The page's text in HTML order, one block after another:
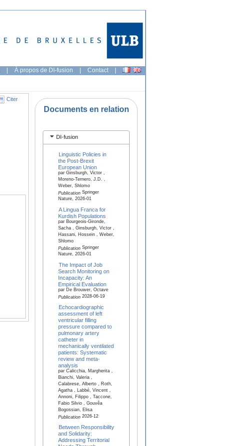
| À propos de DI-fusion | Contact |
Citer
Documents en relation
DI-fusion
Linguistic Policies in
the Post-Brexit
European Union
par Ginsburgh, Victor ,
Moreno-Ternero, J.D. ,
Weber, Shlomo
PublicationSpringer
Nature, 2026-01
A Lingua Franca for
Kurdish Populations
par Bourgeois-Gironde,
Sacha , Ginsburgh, Victor ,
Hassani, Hossein , Weber,
Shlomo
PublicationSpringer
Nature, 2026-01
The Impact of Job
Search Monitoring on
Incapacity: An
Empirical Evaluation
par De Brouwer, Octave
Publication2028-06-19
Echocardiographic
assessment of left
ventricular filling
pressure compared to
pulmonary artery
catheter in
mechanically ventilated
patients: Systematic
review and meta-
analysis
par Calicchia, Margherita ,
Bianchi, Valeria ,
Calabrese, Alberto , Roth,
Agatha , Labbé, Vincent ,
Annoni, Filippo , Taccone,
Fabio Silvio , Gouvêa
Bogossian, Elisa
Publication2026-12
Between Responsibility
and Solidarity:
Addressing Territorial